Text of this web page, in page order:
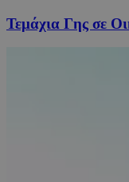
Τεμάχια Γης σε